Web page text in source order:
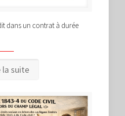
dans un contrat à durée
la suite